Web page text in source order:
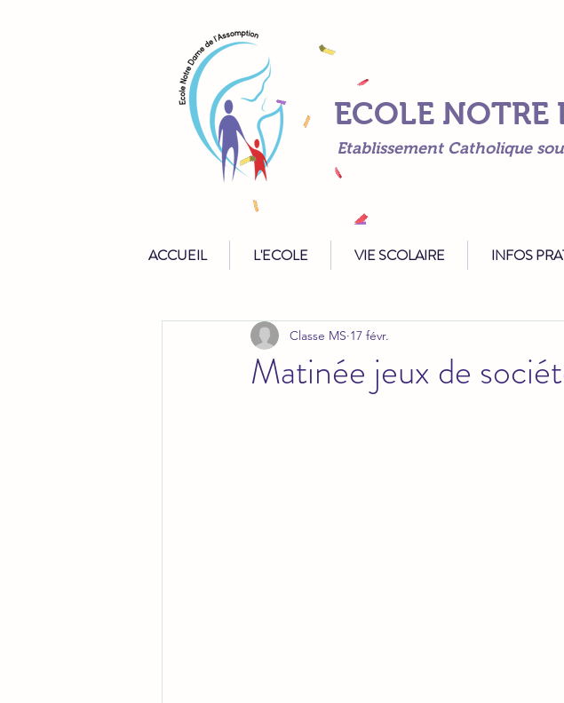
ECOLE NOTRE
Etablissement Catholique
ACCUEIL L'ECOLE VIE SCOLAIRE INFOS
Matinée jeux de
Classe MS 17 févr.